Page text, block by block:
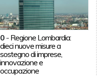
0 - Regione Lombardia:
dieci nuove misure a
sostegno di imprese,
innovazione e
occupazione